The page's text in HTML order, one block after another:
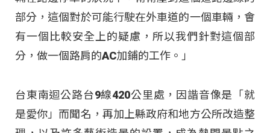
部分，這個對於可能行駛在外車道的一個車輛，會
有一個比較安全上的疑慮，所以我們針對這個部
分，做一個路肩的AC加鋪的工作。」
台東南迴公路台9線420公里處，因諧音像是「就
是愛你」而聞名，再加上縣政府和地方公所改造整